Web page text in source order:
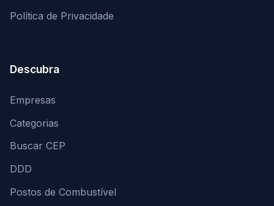
Política de Privacidade
Descubra
Empresas
Categorias
Buscar CEP
DDD
Postos de Combustível